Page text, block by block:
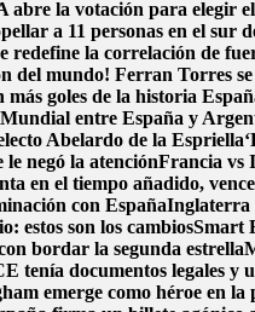
abre la votación para elegir
a 11 personas en el sur
la correlación de
del mundo! Ferran Torres
goles de la historia
entre España y
Abelardo de la Espriella
negó la atenciónFrancia vs
en el tiempo añadido,
con EspañaInglaterra
estos son los cambiosSmart
bordar la segunda estrella
tenía documentos legales y
emerge como héroe en